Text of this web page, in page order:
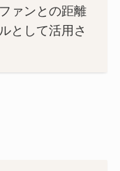
ァンとの距離
として活用さ